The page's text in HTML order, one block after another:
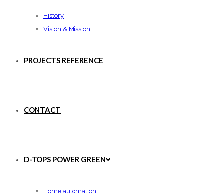
History
Vision & Mission
PROJECTS REFERENCE
CONTACT
D-TOPS POWER GREEN
Home automation